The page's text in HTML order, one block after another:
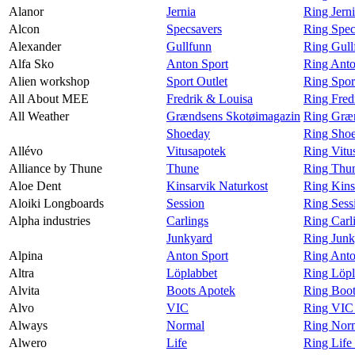
Alanor
Jernia
Ring
Alcon
Specsavers
Ring
Alexander
Gullfunn
Ring
Alfa Sko
Anton Sport
Ring
Alien workshop
Sport Outlet
Ring
All About MEE
Fredrik & Louisa
Ring
All Weather
Grændsens Skotøimagazin Ring
Shoeday
Ring
Allévo
Vitusapotek
Ring
Alliance by Thune
Thune
Ring
Aloe Dent
Kinsarvik Naturkost
Ring
Aloiki Longboards
Session
Ring
Alpha industries
Carlings
Ring
Junkyard
Ring
Alpina
Anton Sport
Ring
Altra
Löplabbet
Ring
Alvita
Boots Apotek
Ring
Alvo
VIC
Ring
Always
Normal
Ring
Alwero
Life
Ring